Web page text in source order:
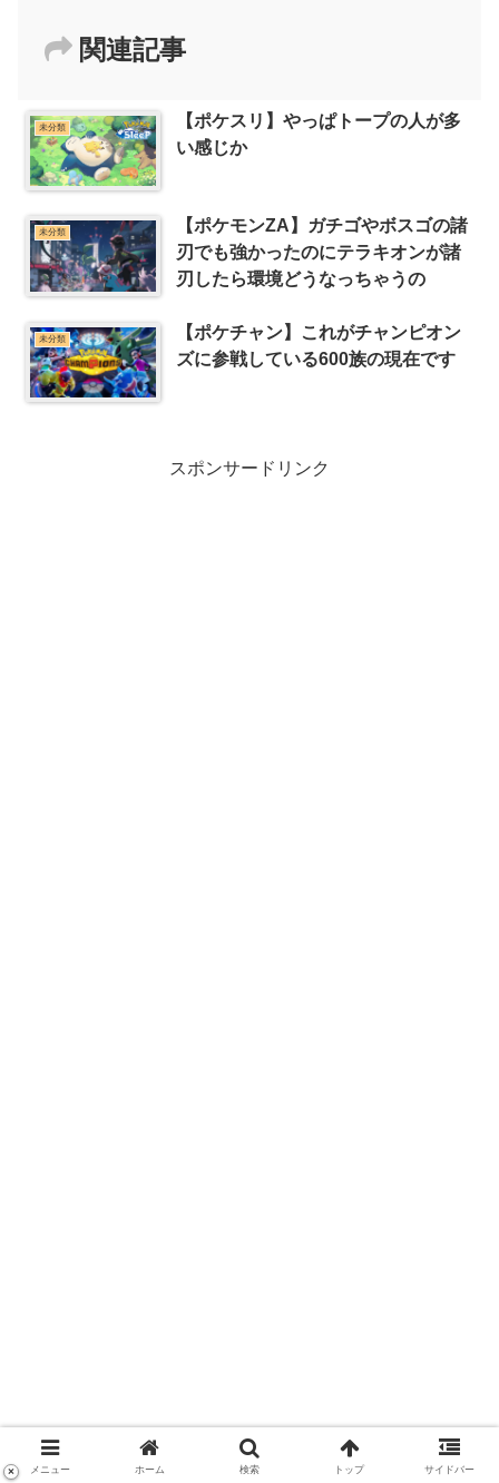
関連記事
未分類
【ポケスリ】やっぱトープの人が多
い感じか
未分類
【ポケモンZA】ガチゴやボスゴの諸
刃でも強かったのにテラキオンが諸
刃したら環境どうなっちゃうの
未分類
【ポケチャン】これがチャンピオン
ズに参戦している600族の現在です
スポンサードリンク
メニュー ホーム 検索 トップ サイドバー
×